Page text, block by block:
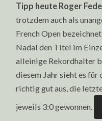
Tipp heute Roger
trotzdem auch als
French Open
Nadal den Titel im
alleinige Rekordhalter
diesem Jahr sieht es
richtig gut aus, die
jeweils 3:0 gewonnen.